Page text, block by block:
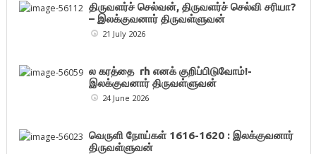
திருவளர்ச் செல்வன், திருவளர்ச் செல்வி சரியா?
– இலக்குவனார் திருவள்ளுவன்
21 July 2026
ல கரத்தை rh எனக் குறிப்பிடுவோம்!-
இலக்குவனார் திருவள்ளுவன்
24 June 2026
வெருளி நோய்கள் 1616-1620 : இலக்குவனார்
திருவள்ளுவன்